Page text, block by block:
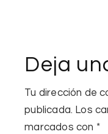
Deja
Tu dirección de
publicada. Los
marcados con *